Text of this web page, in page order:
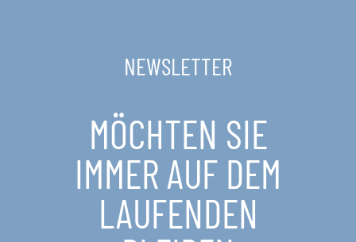
NEWSLETTER
MÖCHTEN SIE
IMMER AUF DEM
LAUFENDEN